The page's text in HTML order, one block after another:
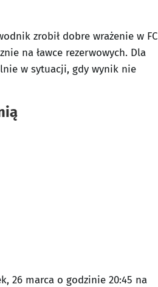
zrobił dobre wrażenie w FC
na ławce rezerwowych. Dla
w sytuacji, gdy wynik nie
26 marca o godzinie 20:45 na